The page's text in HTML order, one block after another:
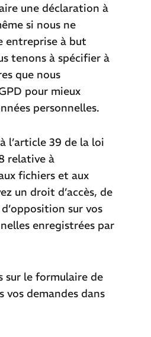
une déclaration à
si nous ne
entreprise à but
tenons à spécifier à
que nous
pour mieux
personnelles.
l’article 39 de la loi
relative à
fichiers et aux
un droit d’accès, de
sur vos
enregistrées par
sur le formulaire de
demandes dans